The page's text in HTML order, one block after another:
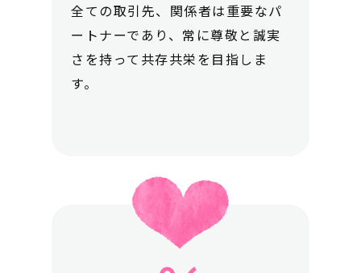
全ての取引先、関係者は重要なパ
ートナーであり、常に尊敬と誠実
さを持って共存共栄を目指しま
す。